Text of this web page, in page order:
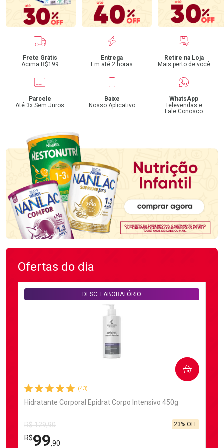
Benefícios
Frete Grátis
Acima R$199
Entrega
Em até 2 horas
Retire na Loja
Mais perto de você
Parcele
Até 3x Sem Juros
Baixe
Nosso Aplicativo
WhatsApp
Televendas e
Fale Conosco
Ofertas do dia
(43)
Hidratante Corporal Epidrat Corpo Intensivo 450g
DESC. LABORATÓRIO
R$ 129,90
R$99,90
23% OFF
COMPRAR